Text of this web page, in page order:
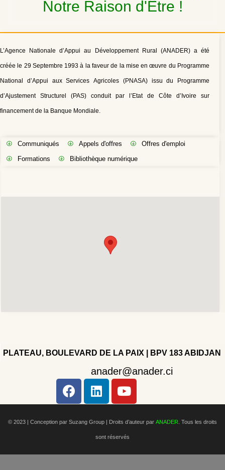
Notre Raison d'Être !
L’Agence Nationale d’Appui au Développement Rural (ANADER) a été
créée le 29 Septembre 1993 à la faveur de la mise en œuvre du Programme
National d’Appui aux Services Agricoles (PNASA) issu du Programme
d’Ajustement Structurel (PAS) conduit par l’Etat de Côte d’Ivoire sur
financement de la Banque Mondiale.
Communiqués Appels d'offres
Offres d'emploi
Formations
Bibliothèque numérique
PLATEAU, BOULEVARD DE LA PAIX | BPV 183 ABIDJAN
anader@anader.ci
© 2023 | Conception par Suzang Group | Droits d’auteur par ANADER . Tous les droits
sont réservés
Copyright 2022 - Company - All rights reserved. Powered
by WordPress.